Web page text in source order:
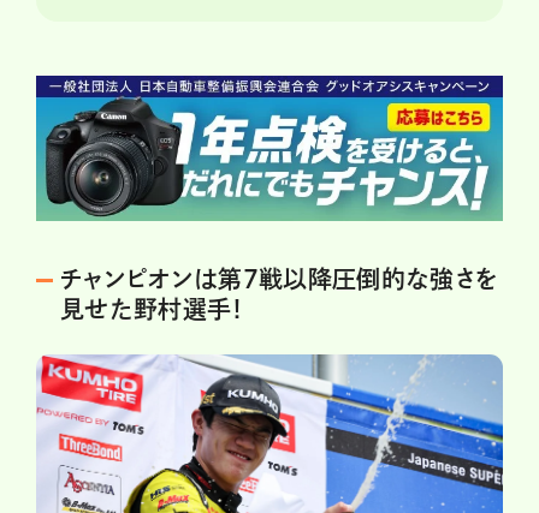
チャンピオンは第7戦以降圧倒的な強さを
見せた野村選手！